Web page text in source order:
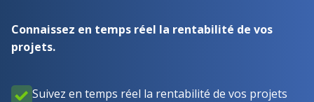
Connaissez en temps réel la rentabilité de vos
projets.
Suivez en temps réel la rentabilité de vos projets